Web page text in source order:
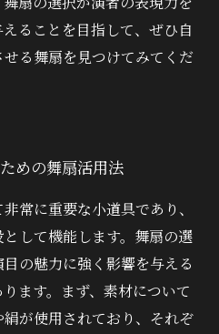
ることを目指して、ぜひ自
る舞扇を見つけてみてくだ
めの舞扇活用法
常に重要な小道具であり、
して機能します。舞扇の選
の魅力に強く影響を与える
ます。まず、素材について
が使用されており、それぞ